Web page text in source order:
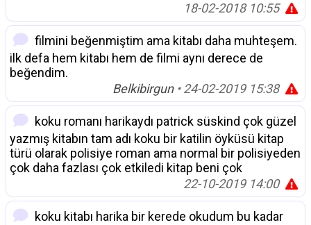
18-02-2018 10:55
filmini beğenmiştim ama kitabı daha muhteşem.
ilk defa hem kitabı hem de filmi aynı derece de
beğendim.
Belkibirgun• 24-02-2019 15:38
koku romanı harikaydı patrick süskind çok güzel
yazmış kitabın tam adı koku bir katilin öyküsü kitap
türü olarak polisiye roman ama normal bir polisiyeden
çok daha fazlası çok etkiledi kitap beni çok
22-10-2019 14:00
koku kitabı harika bir kerede okudum bu kadar